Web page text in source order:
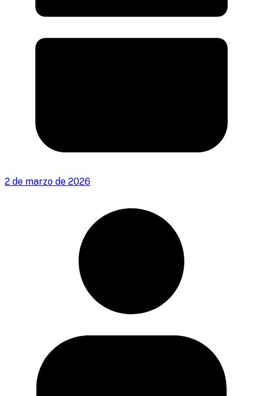
2 de marzo de 2026